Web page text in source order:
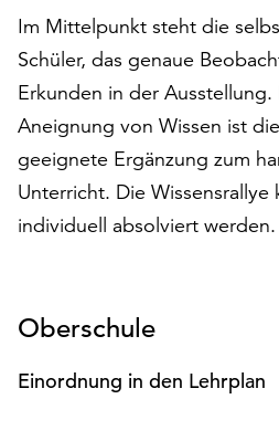
auf
„Alle
akzeptieren“,
um
alle
Cookies
zu
akzeptieren.
Sie
jederzeit
und
Im Mittelpunkt steht die
Schüler, das genaue
Erkunden in der
Aneignung von Wissen ist
geeignete Ergänzung zum
Unterricht. Die Wissensrallye
individuell absolviert werden.
Oberschule
Einordnung in den Lehrplan